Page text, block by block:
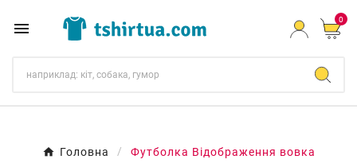
 0
Головна Футболка Відображення вовка